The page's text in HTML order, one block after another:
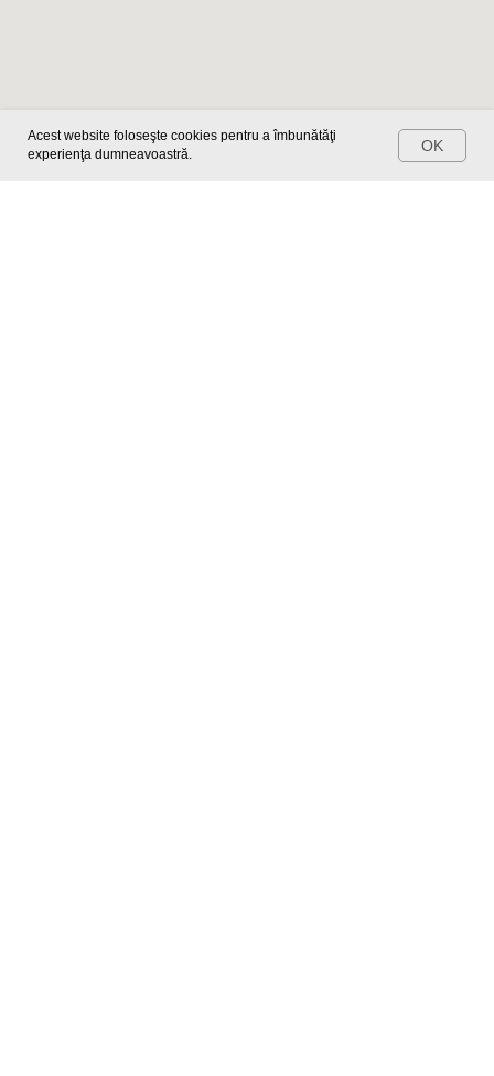
Acest website foloseşte cookies pentru a îmbunătăţi
experienţa dumneavoastră.
OK
Programează-te